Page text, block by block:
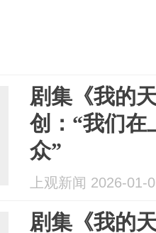
剧集《我的
创：“我们在
众”
上观新闻 2026-01-
剧集《我的